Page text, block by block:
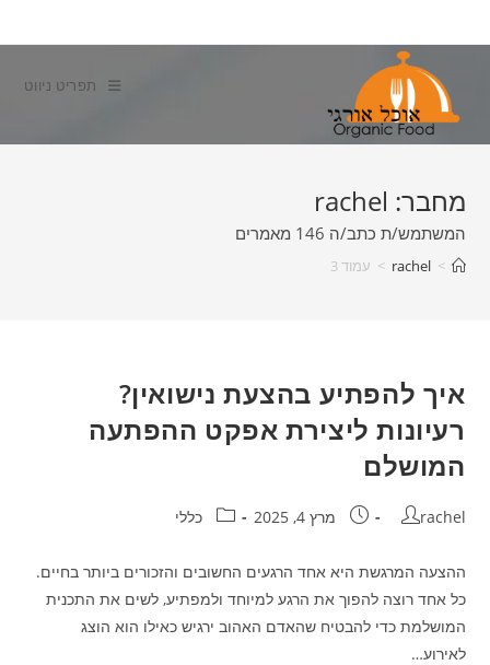
to
תפריט ניווט
מחבר: rachel
המשתמש/ת כתב/ה 146 מאמרים
>
rachel
> עמוד 3
איך להפתיע בהצעת נישואין?
רעיונות ליצירת אפקט ההפתעה
המושלם
מחבר:
rachel פורסם:מרץ 4, 2025 קטגוריה:
כללי
ההצעה המרגשת היא אחד הרגעים החשובים והזכורים ביותר בחיים.
כל אחד רוצה להפוך את הרגע למיוחד ולמפתיע, לשים את התכנית
המושלמת כדי להבטיח שהאדם האהוב ירגיש כאילו הוא הוצג
לאירוע…